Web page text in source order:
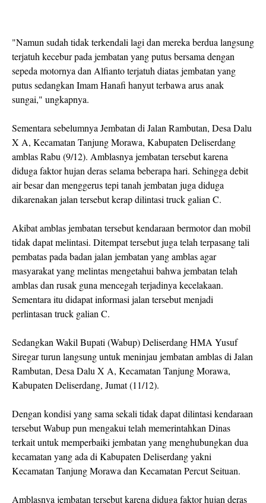
"Namun sudah tidak terkendali lagi dan mereka berdua langsung
terjatuh kecebur pada jembatan yang putus bersama dengan
sepeda motornya dan Alfianto terjatuh diatas jembatan yang
putus sedangkan Imam Hanafi hanyut terbawa arus anak
sungai," ungkapnya.
Sementara sebelumnya Jembatan di Jalan Rambutan, Desa Dalu
X A, Kecamatan Tanjung Morawa, Kabupaten Deliserdang
amblas Rabu (9/12). Amblasnya jembatan tersebut karena
diduga faktor hujan deras selama beberapa hari. Sehingga debit
air besar dan menggerus tepi tanah jembatan juga diduga
dikarenakan jalan tersebut kerap dilintasi truck galian C.
Akibat amblas jembatan tersebut kendaraan bermotor dan mobil
tidak dapat melintasi. Ditempat tersebut juga telah terpasang tali
pembatas pada badan jalan jembatan yang amblas agar
masyarakat yang melintas mengetahui bahwa jembatan telah
amblas dan rusak guna mencegah terjadinya kecelakaan.
Sementara itu didapat informasi jalan tersebut menjadi
perlintasan truck galian C.
Sedangkan Wakil Bupati (Wabup) Deliserdang HMA Yusuf
Siregar turun langsung untuk meninjau jembatan amblas di Jalan
Rambutan, Desa Dalu X A, Kecamatan Tanjung Morawa,
Kabupaten Deliserdang, Jumat (11/12).
Dengan kondisi yang sama sekali tidak dapat dilintasi kendaraan
tersebut Wabup pun mengakui telah memerintahkan Dinas
terkait untuk memperbaiki jembatan yang menghubungkan dua
kecamatan yang ada di Kabupaten Deliserdang yakni
Kecamatan Tanjung Morawa dan Kecamatan Percut Seituan.
Amblasnya jembatan tersebut karena diduga faktor hujan deras